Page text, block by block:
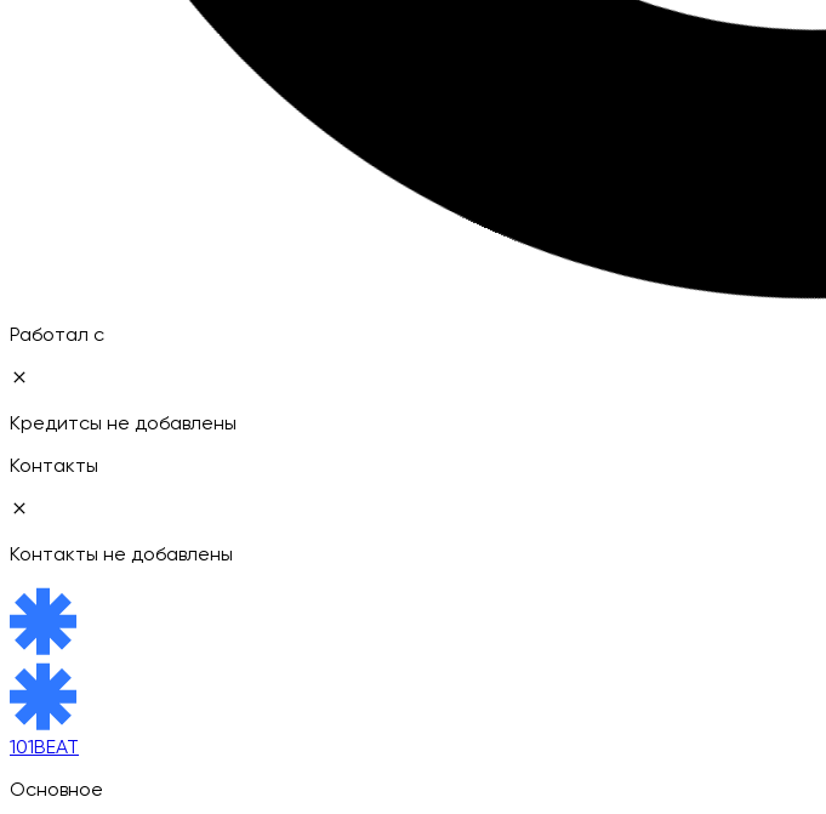
Работал с
Кредитсы не добавлены
Контакты
Контакты не добавлены
101BEAT
Основное